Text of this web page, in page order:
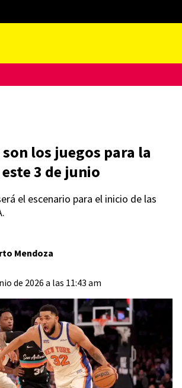
son los juegos para la
3 de junio
el escenario para el inicio de las
Mendoza
de 2026 a las 11:43 am